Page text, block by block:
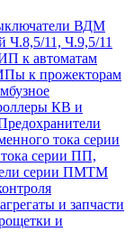
ВДМ
Ч.8,5/11, Ч.9,5/11
к автоматам
к прожекторам
КВ и
тока серии
серии ПП,
серии ПМТМ
и запчасти
и